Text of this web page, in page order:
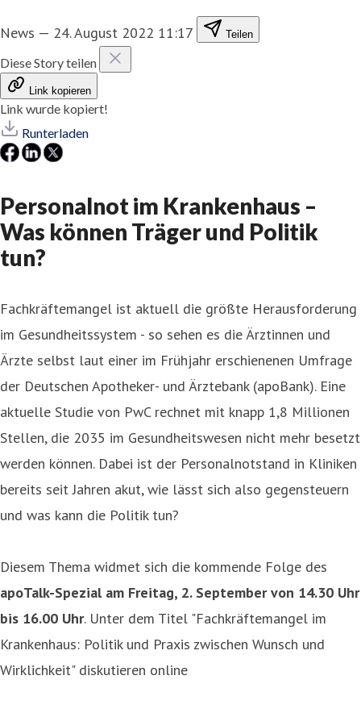
News — 24. August 2022 11:17 Teilen
Diese Story teilen
Link kopieren
Link wurde kopiert!
Runterladen
Personalnot im Krankenhaus –
Was können Träger und Politik
tun?
Fachkräftemangel ist aktuell die größte Herausforderung
im Gesundheitssystem - so sehen es die Ärztinnen und
Ärzte selbst laut einer im Frühjahr erschienenen Umfrage
der Deutschen Apotheker- und Ärztebank (apoBank). Eine
aktuelle Studie von PwC rechnet mit knapp 1,8 Millionen
Stellen, die 2035 im Gesundheitswesen nicht mehr besetzt
werden können. Dabei ist der Personalnotstand in Kliniken
bereits seit Jahren akut, wie lässt sich also gegensteuern
und was kann die Politik tun?
Diesem Thema widmet sich die kommende Folge des
apoTalk-Spezial am Freitag, 2. September von 14.30 Uhr
bis 16.00 Uhr. Unter dem Titel "Fachkräftemangel im
Krankenhaus: Politik und Praxis zwischen Wunsch und
Wirklichkeit" diskutieren online